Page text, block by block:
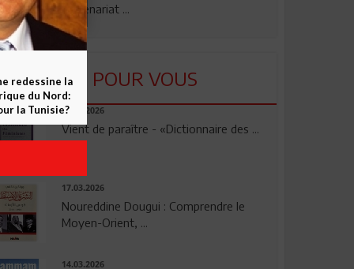
partenariat ...
LU POUR VOUS
23.04.2026
Vient de paraître - «Dictionnaire des ...
17.03.2026
Noureddine Dougui : Comprendre le
Moyen-Orient, ...
14.03.2026
redessine la
du Nord:
la Tunisie?